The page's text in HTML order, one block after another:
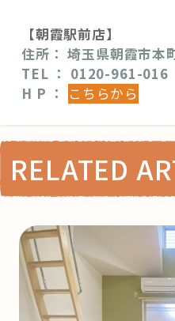
【朝霞駅前店】
住所： 埼玉県朝霞市本
TEL ： 0120-961-016
H P ：
こちらから
RELATED